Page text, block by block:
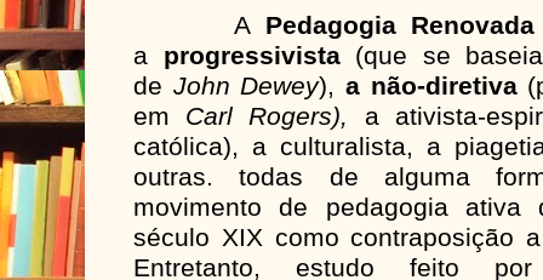
A Pedagogia Renovada
a progressivista(que se
de John Dewey),a não-diretiva
em Carl Rogers), a ativista-
católica), a culturalista, a
outras. todas de alguma
movimento de pedagogia
século XIX como contraposição
Entretanto, estudo feito